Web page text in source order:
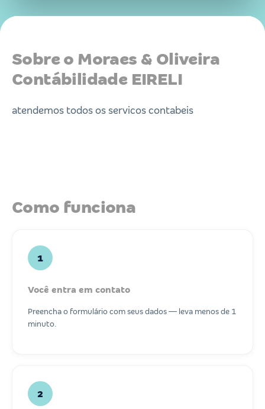
Sobre o Moraes & Oliveira
Contábilidade EIRELI
atendemos todos os servicos contabeis
Como funciona
1
Você entra em contato
Preencha o formulário com seus dados — leva menos de 1
minuto.
2